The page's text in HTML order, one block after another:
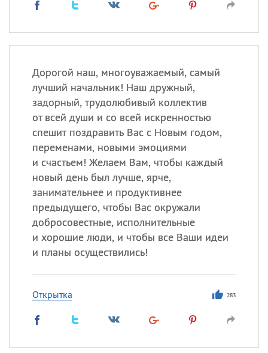
Дорогой наш, многоуважаемый, самый
лучший начальник! Наш дружный,
задорный, трудолюбивый коллектив
от всей души и со всей искренностью
спешит поздравить Вас с Новым годом,
переменами, новыми эмоциями
и счастьем! Желаем Вам, чтобы каждый
новый день был лучше, ярче,
занимательнее и продуктивнее
предыдущего, чтобы Вас окружали
добросовестные, исполнительные
и хорошие люди, и чтобы все Ваши идеи
и планы осуществились!
Открытка 283